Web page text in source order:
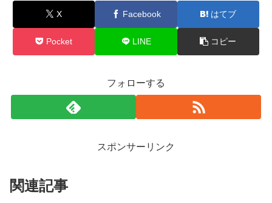
X Facebook はてブ
Pocket LINE コピー
フォローする
スポンサーリンク
関連記事